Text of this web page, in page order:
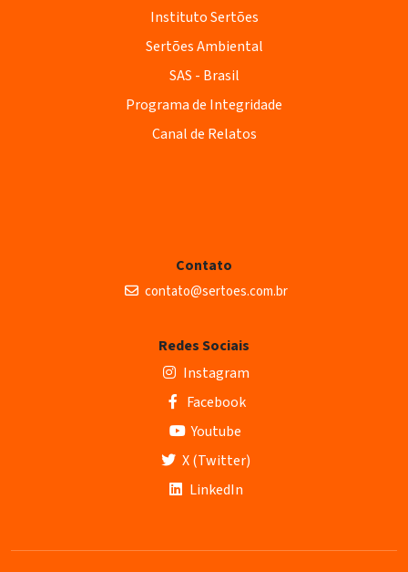
Instituto Sertões
Sertões Ambiental
SAS - Brasil
Programa de Integridade
Canal de Relatos
Contato
contato@sertoes.com.br
Redes Sociais
Instagram
Facebook
Youtube
X (Twitter)
LinkedIn